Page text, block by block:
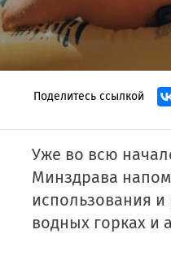
Поделитесь ссылкой
Уже во всю
Минздрава
использования и
водных горках и